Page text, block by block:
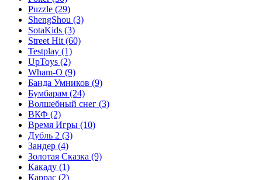
Puzzle (29)
ShengShou (3)
SotaKids (3)
Street Hit (60)
Testplay (1)
UpToys (2)
Wham-O (9)
Банда Умников (9)
Бумбарам (24)
Волшебный снег (3)
ВКФ (2)
Время Игры (10)
Дубль 2 (3)
Зандер (4)
Золотая Сказка (9)
Какаду (1)
Каррас (2)